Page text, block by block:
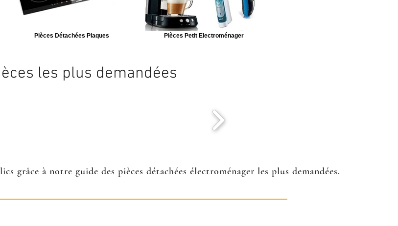
Pièces Détachées Plaques Pièces Petit Electroménager
les plus demandées
grâce à notre guide des pièces détachées électroménager les plus demandées.